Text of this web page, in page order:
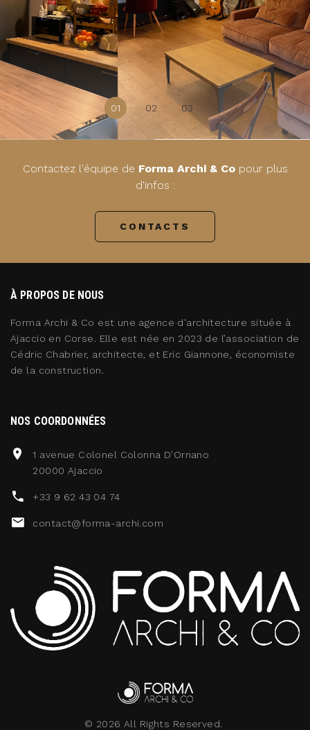
01 02 03
Contactez l'équipe de Forma Archi & Copour plus
d'infos :
CONTACTS
À PROPOS DE NOUS
Forma Archi & Co est une agence d'architecture située à
Ajaccio en Corse. Elle est née en 2023 de l’association de
Cédric Chabrier, architecte, et Eric Giannone, économiste
de la construction.
NOS COORDONNÉES
1 avenue Colonel Colonna D'Ornano
20000 Ajaccio
+33 9 62 43 04 74
contact@forma-archi.com
© 2026 All Rights Reserved.